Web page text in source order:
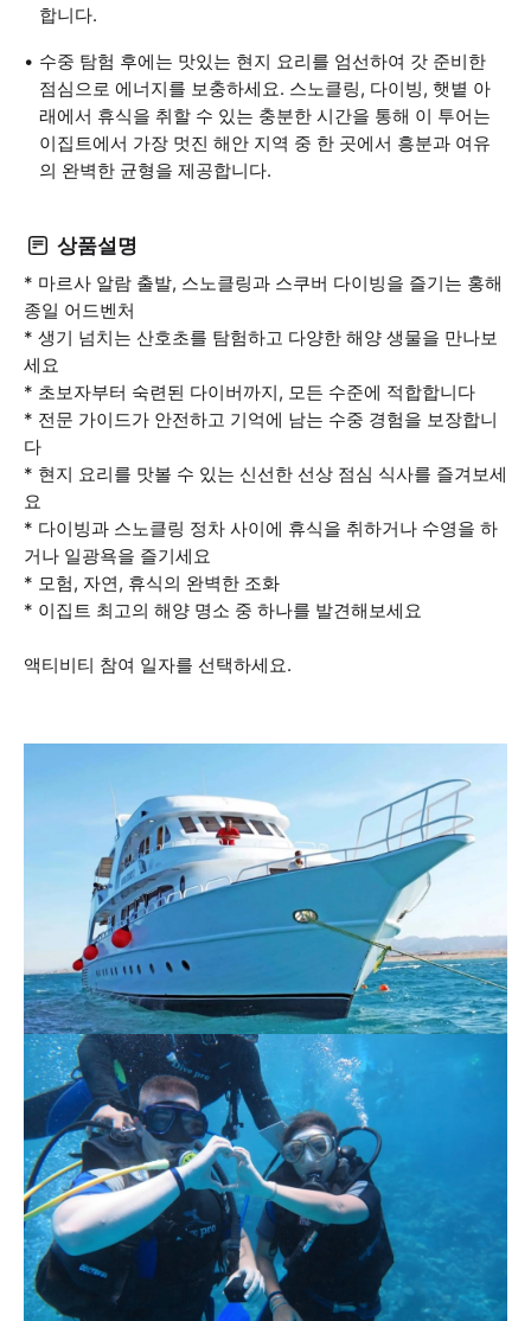
합니다.
수중 탐험 후에는 맛있는 현지 요리를 엄선하여 갓 준비한
점심으로 에너지를 보충하세요. 스노클링, 다이빙, 햇볕 아
래에서 휴식을 취할 수 있는 충분한 시간을 통해 이 투어는
이집트에서 가장 멋진 해안 지역 중 한 곳에서 흥분과 여유
의 완벽한 균형을 제공합니다.
상품설명
* 마르사 알람 출발, 스노클링과 스쿠버 다이빙을 즐기는 홍해
종일 어드벤처
* 생기 넘치는 산호초를 탐험하고 다양한 해양 생물을 만나보
세요
* 초보자부터 숙련된 다이버까지, 모든 수준에 적합합니다
* 전문 가이드가 안전하고 기억에 남는 수중 경험을 보장합니
다
* 현지 요리를 맛볼 수 있는 신선한 선상 점심 식사를 즐겨보세
요
* 다이빙과 스노클링 정차 사이에 휴식을 취하거나 수영을 하
거나 일광욕을 즐기세요
* 모험, 자연, 휴식의 완벽한 조화
* 이집트 최고의 해양 명소 중 하나를 발견해보세요
액티비티 참여 일자를 선택하세요.